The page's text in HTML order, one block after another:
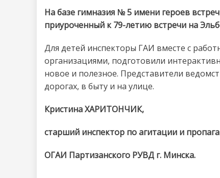
На базе гимназия № 5 имени героев
приуроченный к 79-летию встречи на
Для детей инспекторы ГАИ вместе с
организациями, подготовили
новое и полезное. Представители
дорогах, в быту и на улице.
Кристина ХАРИТОНЧИК,
старший инспектор по агитации и
ОГАИ Партизанского РУВД г. Минска.